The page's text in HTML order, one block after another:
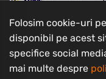
Folosim cookie-uri
disponibil pe acest
specifice social
mai multe despre